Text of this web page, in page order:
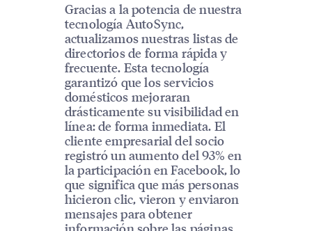
Gracias a la potencia de nuestra
tecnología AutoSync,
actualizamos nuestras listas de
directorios de forma rápida y
frecuente. Esta tecnología
garantizó que los servicios
domésticos mejoraran
drásticamente su visibilidad en
línea: de forma inmediata. El
cliente empresarial del socio
registró un aumento del 93% en
la participación en Facebook, lo
que significa que más personas
hicieron clic, vieron y enviaron
mensajes para obtener